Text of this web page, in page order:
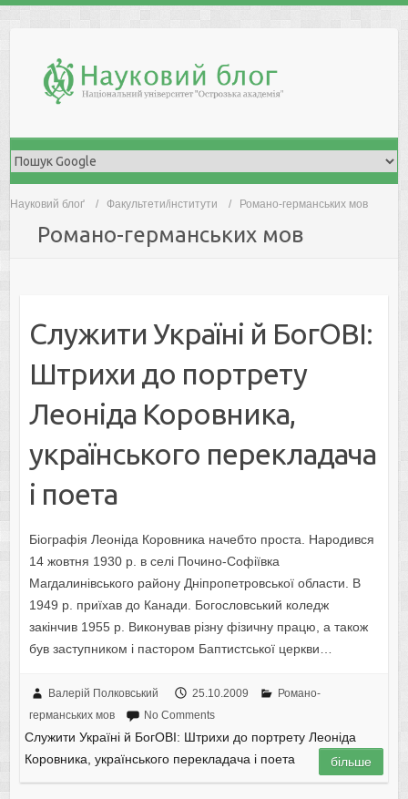
Науковий блоґ Факультети/інститути Романо-германських мов
Романо-германських мов
Служити Україні й БогОВІ:
Штрихи до портрету
Леоніда Коровника,
українського перекладача
і поета
Біографія Леоніда Коровника начебто проста. Народився
14 жовтня 1930 р. в селі Почино-Софіївка
Магдалинівського району Дніпропетровської области. В
1949 р. приїхав до Канади. Богословський коледж
закінчив 1955 р. Виконував різну фізичну працю, а також
був заступником і пастором Баптистської церкви…
Валерій Полковський 25.10.2009
Романо-
германських мов
No Comments
Служити Україні й БогОВІ: Штрихи до портрету Леоніда
Коровника, українського перекладача і поета
більше